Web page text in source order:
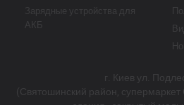
Зарядные устройства для
АКБ
г. Киев ул.
(Святошинский район,